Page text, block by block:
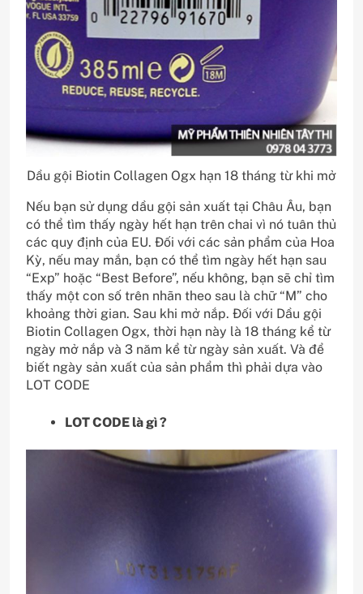
Dầu gội Biotin Collagen Ogx hạn 18 tháng từ khi mở
Nếu bạn sử dụng dầu gội sản xuất tại Châu Âu, bạn
có thể tìm thấy ngày hết hạn trên chai vì nó tuân thủ
các quy định của EU. Đối với các sản phẩm của Hoa
Kỳ, nếu may mắn, bạn có thể tìm ngày hết hạn sau
“Exp” hoặc “Best Before”, nếu không, bạn sẽ chỉ tìm
thấy một con số trên nhãn theo sau là chữ “M” cho
khoảng thời gian. Sau khi mở nắp. Đối với Dầu gội
Biotin Collagen Ogx, thời hạn này là 18 tháng kể từ
ngày mở nắp và 3 năm kể từ ngày sản xuất. Và để
biết ngày sản xuất của sản phẩm thì phải dựa vào
LOT CODE
LOT CODE là gì ?